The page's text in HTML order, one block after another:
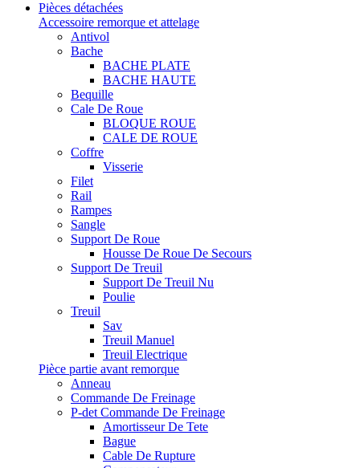
Pièces détachées
Accessoire remorque et attelage
Antivol
Bache
BACHE PLATE
BACHE HAUTE
Bequille
Cale De Roue
BLOQUE ROUE
CALE DE ROUE
Coffre
Visserie
Filet
Rail
Rampes
Sangle
Support De Roue
Housse De Roue De Secours
Support De Treuil
Support De Treuil Nu
Poulie
Treuil
Sav
Treuil Manuel
Treuil Electrique
Pièce partie avant remorque
Anneau
Commande De Freinage
P-det Commande De Freinage
Amortisseur De Tete
Bague
Cable De Rupture